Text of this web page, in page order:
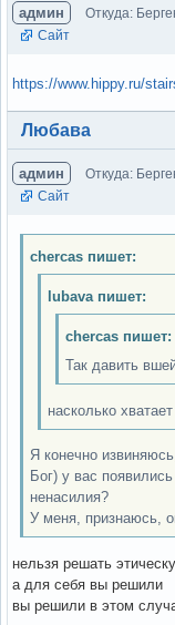
админ Откуда:
Сайт
https://www.hippy.ru/
Вне форума
Любава
админ Откуда:
Сайт
chercas пишет:
lubava пишет:
chercas пишет:
Так давить
насколько
Я конечно
Бог) у вас
ненасилия?
У меня, признаюсь,
нельзя решать
а для себя вы решили
вы решили в этом